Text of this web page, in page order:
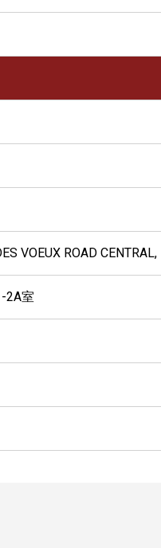
VOEUX ROAD CENTRAL,
2A室